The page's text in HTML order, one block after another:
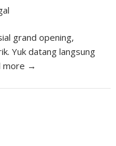
grand opening,
Yuk datang langsung
more →